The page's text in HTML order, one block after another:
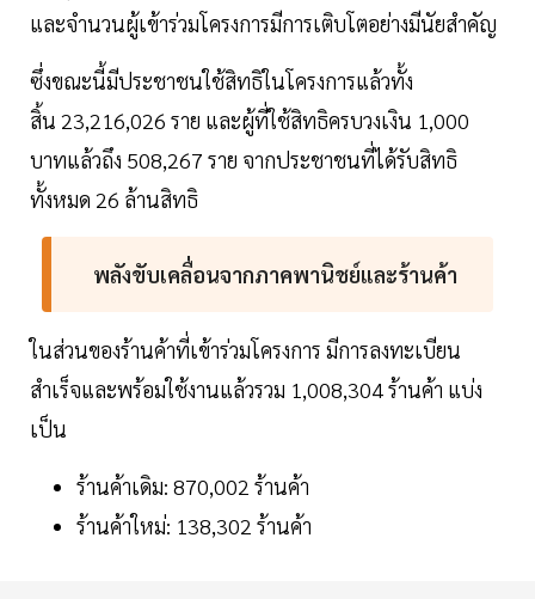
และจำนวนผู้เข้าร่วมโครงการมีการเติบโตอย่างมีนัยสำคัญ
ซึ่งขณะนี้มีประชาชนใช้สิทธิในโครงการแล้วทั้ง
สิ้น 23,216,026 ราย และผู้ที่ใช้สิทธิครบวงเงิน 1,000
บาทแล้วถึง 508,267 ราย จากประชาชนที่ได้รับสิทธิ
ทั้งหมด 26 ล้านสิทธิ
พลังขับเคลื่อนจากภาคพานิชย์และร้านค้า
ในส่วนของร้านค้าที่เข้าร่วมโครงการ มีการลงทะเบียน
สำเร็จและพร้อมใช้งานแล้วรวม 1,008,304 ร้านค้า แบ่ง
เป็น
ร้านค้าเดิม: 870,002 ร้านค้า
ร้านค้าใหม่: 138,302 ร้านค้า